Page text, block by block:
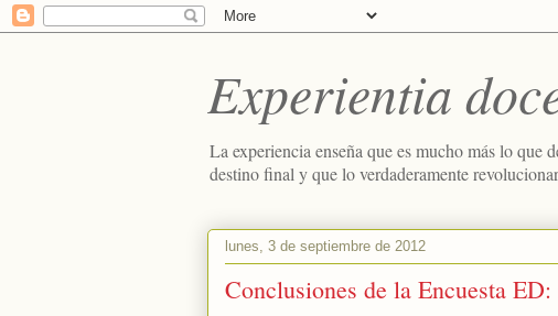
Experientia
La experiencia enseña que es mucho más lo que
destino final y que lo verdaderamente
lunes, 3 de septiembre de 2012
Conclusiones de la Encuesta